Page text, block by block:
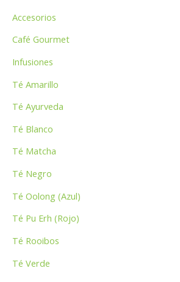
r
p
Accesorios
Café Gourmet
Infusiones
Té Amarillo
Té Ayurveda
Té Blanco
Té Matcha
Té Negro
Té Oolong (Azul)
Té Pu Erh (Rojo)
Té Rooibos
Té Verde